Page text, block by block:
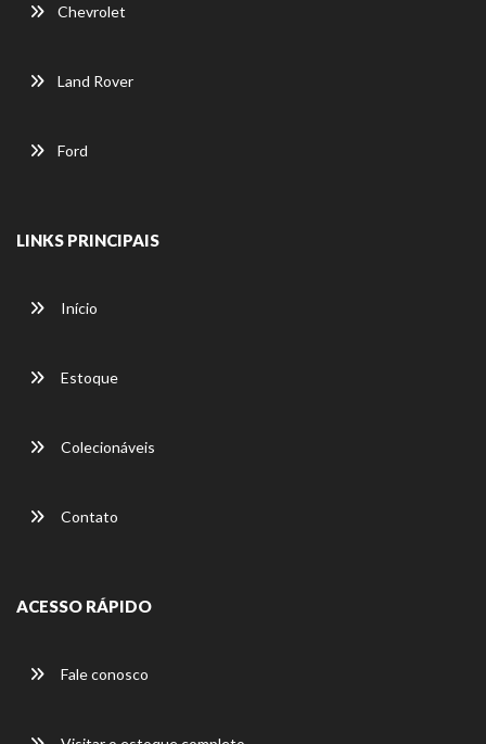
Chevrolet
Land Rover
Ford
LINKS PRINCIPAIS
Início
Estoque
Colecionáveis
Contato
ACESSO RÁPIDO
Fale conosco